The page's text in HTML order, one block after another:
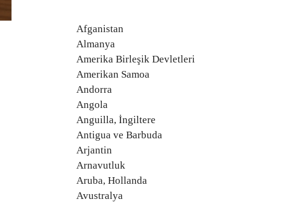
Afganistan
Almanya
Amerika Birleşik Devletleri
Amerikan Samoa
Andorra
Angola
Anguilla, İngiltere
Antigua ve Barbuda
Arjantin
Arnavutluk
Aruba, Hollanda
Avustralya